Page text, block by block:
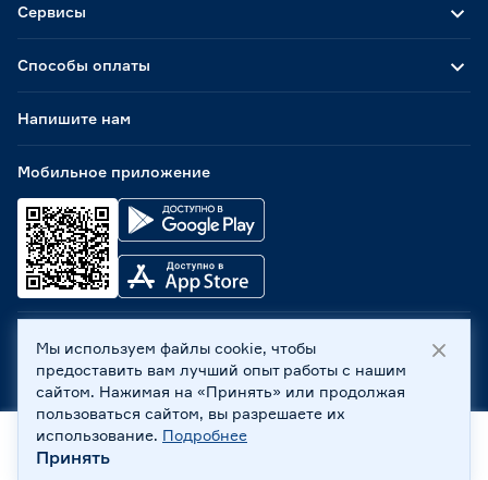
Способы оплаты
Мобильное приложение
Сервисы
Напишите нам
ООО «Бауцентр Рус» 2004 -2026, 236029, г. Калининград,
ул. А.Невского, 205. ИНН 7702596813, КПП 390601001 ©
Все права защищены
Политика обработки персональных данных
Правовая информация
Охрана труда
Главная
Мы используем файлы cookie, чтобы
предоставить вам лучший опыт работы с нашим
сайтом. Нажимая на «Принять» или продолжая
пользоваться сайтом, вы разрешаете их
использование. Подробнее
Принять